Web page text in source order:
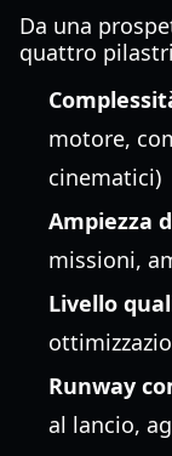
Da una
quattro
motore,
cinematici)
Ampiezza
missioni,
Livello
Runway
al lancio,